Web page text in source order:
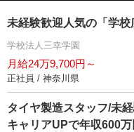
未経験歓迎人気の「学
学校法人三幸学園
月給24万9,700円～
正社員 / 神奈川県
タイヤ製造スタッフ/未
キャリアUPで年収600